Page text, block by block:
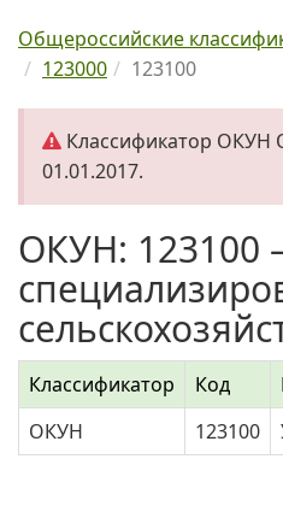
Общероссийские
123000
123100
Классификатор ОКУН
01.01.2017.
ОКУН: 123100
Классификатор Код
ОКУН
123100